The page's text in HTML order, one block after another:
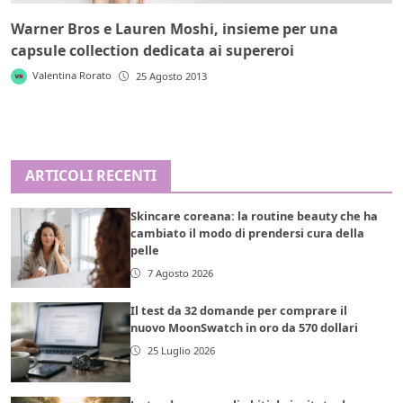
Warner Bros e Lauren Moshi, insieme per una
capsule collection dedicata ai supereroi
Valentina Rorato 25 Agosto 2013
ARTICOLI RECENTI
Skincare coreana: la routine beauty che ha
cambiato il modo di prendersi cura della
pelle
7 Agosto 2026
Il test da 32 domande per comprare il
nuovo MoonSwatch in oro da 570 dollari
25 Luglio 2026